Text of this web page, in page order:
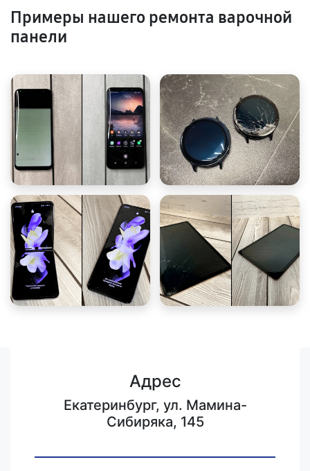
Примеры нашего ремонта варочной
панели
Адрес
Екатеринбург, ул. Мамина-
Сибиряка, 145